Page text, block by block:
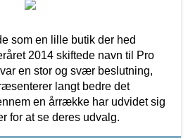
som en lille butik der hed
2014 skiftede navn til Pro
en stor og svær beslutning,
langt bedre det
en årrække har udvidet sig
for at se deres udvalg.